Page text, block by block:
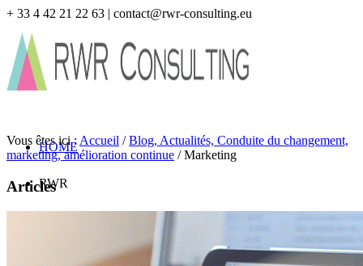
+ 33 4 42 21 22 63 | contact@rwr-consulting.eu
HOME
RWR
Savoir-Faire
Les consultants
Vous êtes ici :Accueil / Blog, Actualités, Conduite du changement,
marketing, amélioration continue / Marketing
Articles